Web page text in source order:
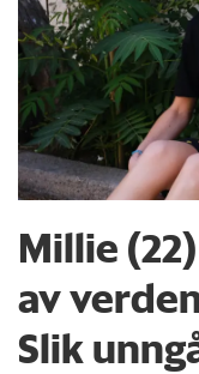
Millie
av
Slik